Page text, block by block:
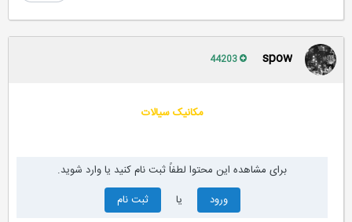
spow
مکانیک سیالات
برای مشاهده این محتوا لطفاً ثبت نام کنید یا وارد شوید.
ورود
ثبت نام